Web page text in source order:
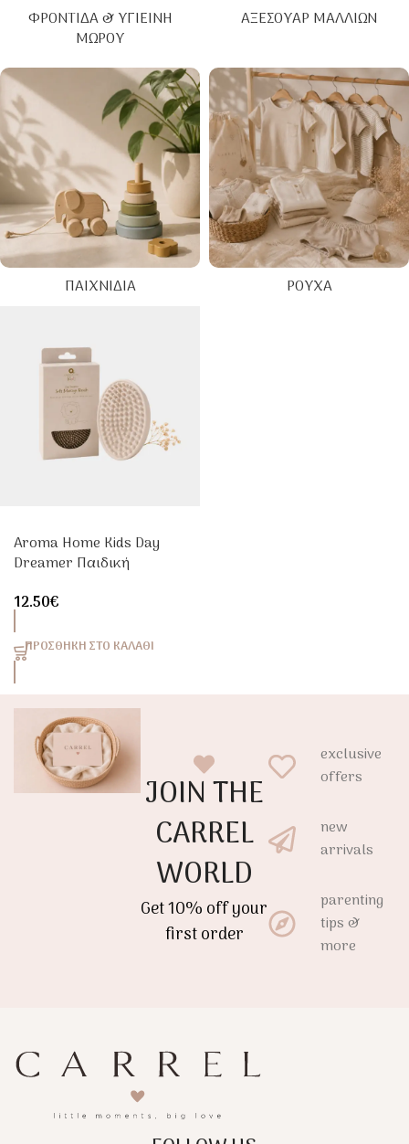
ΦΡΟΝΤΊΔΑ & ΥΓΙΕΙΝΉ
ΜΩΡΟΎ
ΑΞΕΣΟΥΆΡ ΜΑΛΛΙΏΝ
ΠΑΙΧΝΊΔΙΑ ΡΟΎΧΑ
Aroma Home Kids Day
Dreamer Παιδική
12.50€
ΠΡΟΣΘΉΚΗ ΣΤΟ ΚΑΛΆΘΙ
JOIN THE
CARREL
WORLD
Get 10% off your
first order
exclusive
offers
new
arrivals
parenting
tips &
more